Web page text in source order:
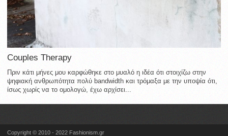
Couples Therapy
Πριν κάτι μήνες μου καρφώθηκε στο μυαλό η ιδέα ότι στοιχίζω στην
ψηφιακή ανθρωπότητα πολύ bandwidth και τρόμαξα με την υποψία ότι,
ίσως χωρίς να το ομολογώ, έχω αρχίσει...
Copyright © 2010 - 2022 Fashionism.gr